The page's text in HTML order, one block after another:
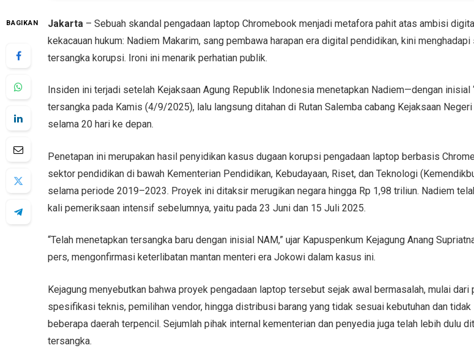
BAGIKAN Jakarta – Sebuah skandal pengadaan laptop Chromebook menjadi metafora pahit atas ambisi
kekacauan hukum: Nadiem Makarim, sang pembawa harapan era digital pendidikan, kini
tersangka korupsi. Ironi ini menarik perhatian publik.
Insiden ini terjadi setelah Kejaksaan Agung Republik Indonesia menetapkan Nadiem—dengan inisial
tersangka pada Kamis (4/9/2025), lalu langsung ditahan di Rutan Salemba cabang Kejaksaan
selama 20 hari ke depan.
Penetapan ini merupakan hasil penyidikan kasus dugaan korupsi pengadaan laptop berbasis
sektor pendidikan di bawah Kementerian Pendidikan, Kebudayaan, Riset, dan Teknologi
selama periode 2019–2023. Proyek ini ditaksir merugikan negara hingga Rp 1,98 triliun. Nadiem
kali pemeriksaan intensif sebelumnya, yaitu pada 23 Juni dan 15 Juli 2025.
“Telah menetapkan tersangka baru dengan inisial NAM,” ujar Kapuspenkum Kejagung Anang
pers, mengonfirmasi keterlibatan mantan menteri era Jokowi dalam kasus ini.
Kejagung menyebutkan bahwa proyek pengadaan laptop tersebut sejak awal bermasalah, mulai dari
spesifikasi teknis, pemilihan vendor, hingga distribusi barang yang tidak sesuai kebutuhan dan tidak
beberapa daerah terpencil. Sejumlah pihak internal kementerian dan penyedia juga telah lebih dulu
tersangka.